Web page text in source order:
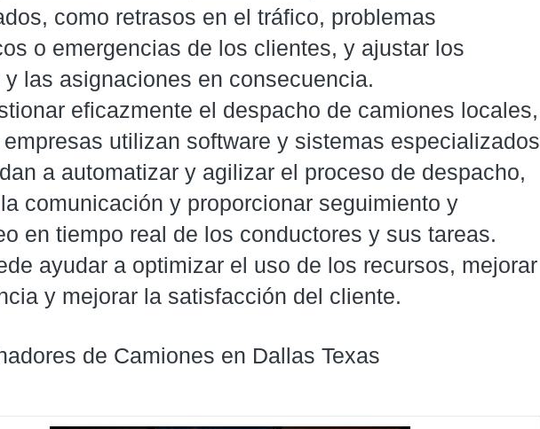
como retrasos en el tráfico, problemas
o emergencias de los clientes, y ajustar los
y las asignaciones en consecuencia.
eficazmente el despacho de camiones locales,
utilizan software y sistemas especializados
a automatizar y agilizar el proceso de despacho,
comunicación y proporcionar seguimiento y
en tiempo real de los conductores y sus tareas.
ayudar a optimizar el uso de los recursos, mejorar
y mejorar la satisfacción del cliente.
de Camiones en Dallas Texas